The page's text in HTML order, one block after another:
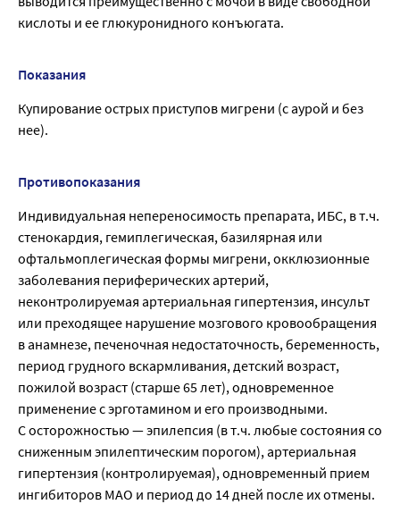
кислоты и ее глюкуронидного конъюгата.
Показания
Купирование острых приступов мигрени (с аурой и без
нее).
Противопоказания
Индивидуальная непереносимость препарата, ИБС, в т.ч.
стенокардия, гемиплегическая, базилярная или
офтальмоплегическая формы мигрени, окклюзионные
заболевания периферических артерий,
неконтролируемая артериальная гипертензия, инсульт
или преходящее нарушение мозгового кровообращения
в анамнезе, печеночная недостаточность, беременность,
период грудного вскармливания, детский возраст,
пожилой возраст (старше 65 лет), одновременное
применение с эрготамином и его производными.
С осторожностью — эпилепсия (в т.ч. любые состояния со
сниженным эпилептическим порогом), артериальная
гипертензия (контролируемая), одновременный прием
ингибиторов МАО и период до 14 дней после их отмены.